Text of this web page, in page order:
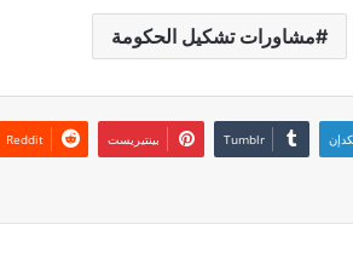
مشاورات تشكيل الحكومة
بينتيريست